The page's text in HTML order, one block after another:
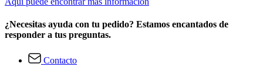
¿Necesitas ayuda con tu pedido? Estamos encantados de
responder a tus preguntas.
Contacto